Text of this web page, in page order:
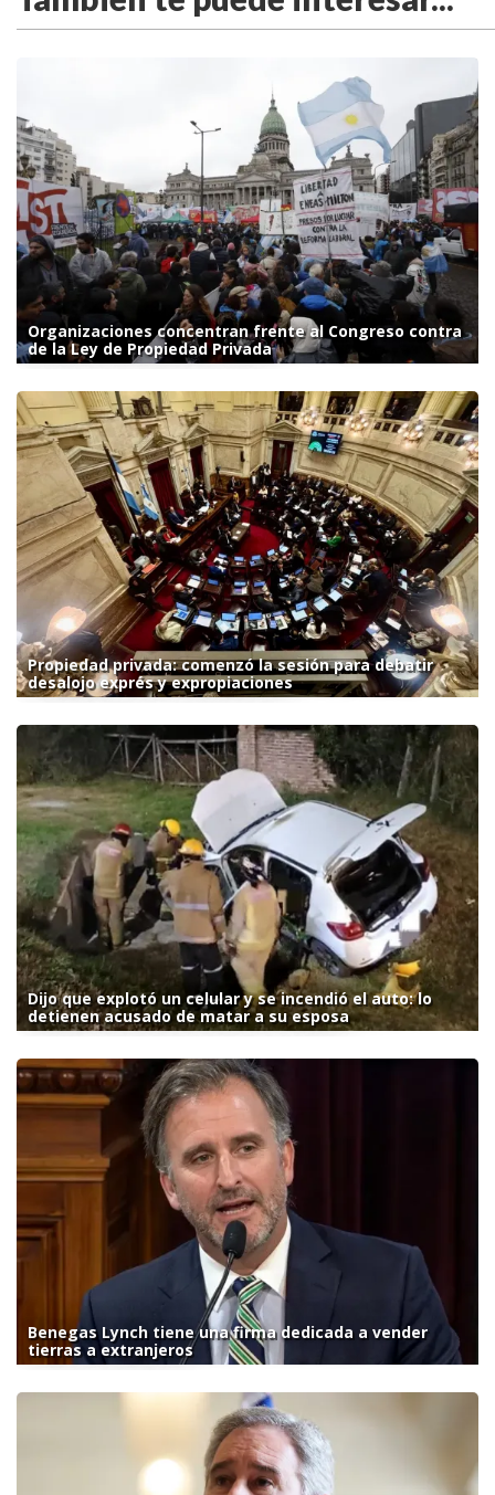
Organizaciones concentran frente al Congreso contra
de la Ley de Propiedad Privada
Propiedad privada: comenzó la sesión para debatir
desalojo exprés y expropiaciones
Dijo que explotó un celular y se incendió el auto: lo
detienen acusado de matar a su esposa
Benegas Lynch tiene una firma dedicada a vender
tierras a extranjeros